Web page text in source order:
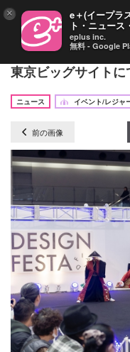
『デザインフェス
東京ビッグサイト
ニュース
イベント/レジャ
前の画像
× e＋(イープラ
ト・ニュース
eplus inc.
無料 - Google